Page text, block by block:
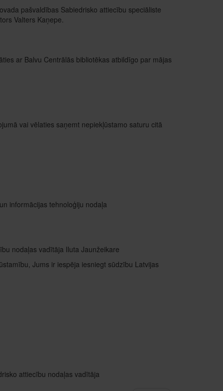
pašvaldības Sabiedrisko attiecību speciāliste
Valters Kaņepe.
ar Balvu Centrālās bibliotēkas atbildīgo par mājas
vai vēlaties saņemt nepiekļūstamo saturu citā
informācijas tehnoloģiju nodaļa
nodaļas vadītāja Iluta Jaunžeikare
Jums ir iespēja iesniegt sūdzību Latvijas
attiecību nodaļas vadītāja